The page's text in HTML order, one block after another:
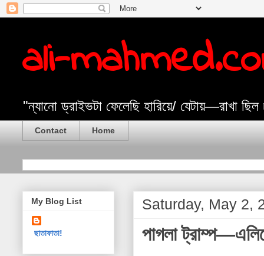
ali-
"ন্যানো ড্রাইভটা ফেলেছি হারিয়ে/ যেটায়—রাখা
Contact Home
Saturday, May 2,
পাগলা
My Blog List
ছাতাফাতা!